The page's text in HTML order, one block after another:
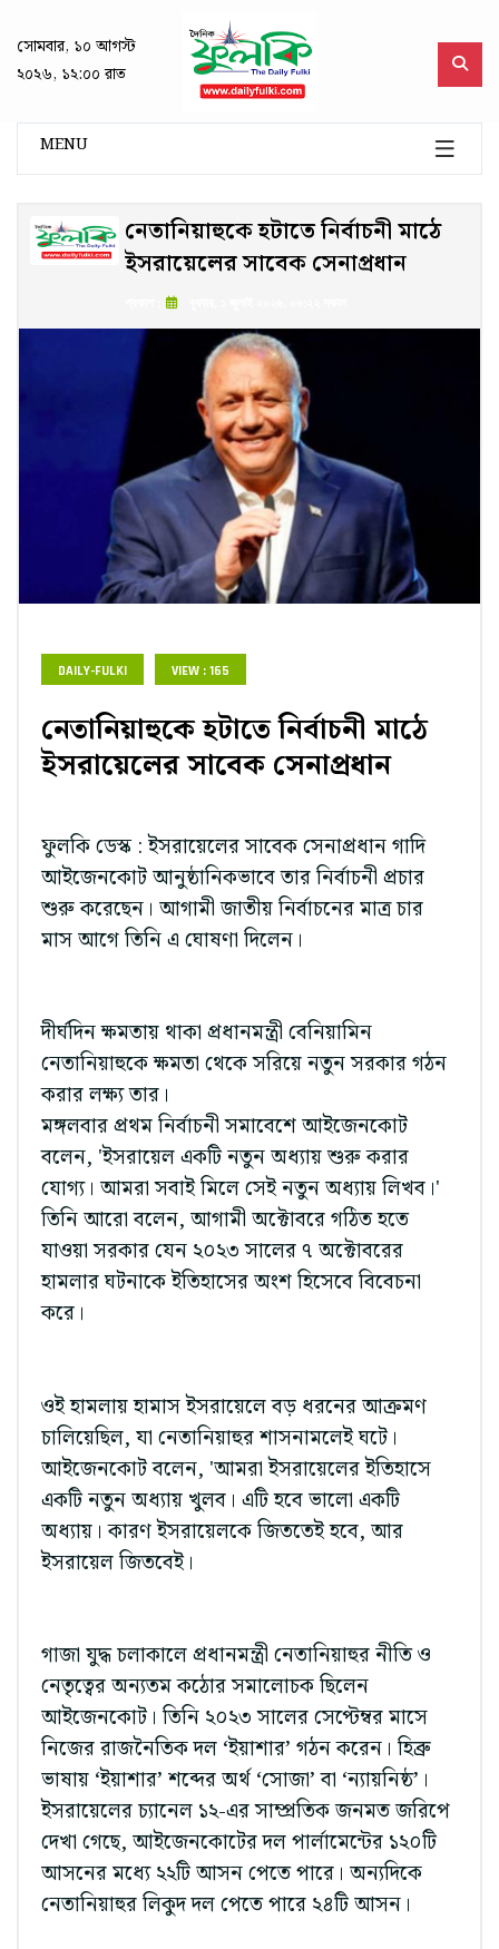
সোমবার, ১০ আগস্ট
২০২৬, ১২:০০ রাত
MENU
নেতানিয়াহুকে হটাতে নির্বাচনী মাঠে
ইসরায়েলের সাবেক সেনাপ্রধান
DAILY-FULKI VIEW : 165
নেতানিয়াহুকে হটাতে নির্বাচনী মাঠে
ইসরায়েলের সাবেক সেনাপ্রধান
ফুলকি ডেস্ক : ইসরায়েলের সাবেক সেনাপ্রধান গাদি
আইজেনকোট আনুষ্ঠানিকভাবে তার নির্বাচনী প্রচার
শুরু করেছেন। আগামী জাতীয় নির্বাচনের মাত্র চার
মাস আগে তিনি এ ঘোষণা দিলেন।
দীর্ঘদিন ক্ষমতায় থাকা প্রধানমন্ত্রী বেনিয়ামিন
নেতানিয়াহুকে ক্ষমতা থেকে সরিয়ে নতুন সরকার গঠন
করার লক্ষ্য তার।
মঙ্গলবার প্রথম নির্বাচনী সমাবেশে আইজেনকোট
বলেন, 'ইসরায়েল একটি নতুন অধ্যায় শুরু করার
যোগ্য। আমরা সবাই মিলে সেই নতুন অধ্যায় লিখব।'
তিনি আরো বলেন, আগামী অক্টোবরে গঠিত হতে
যাওয়া সরকার যেন ২০২৩ সালের ৭ অক্টোবরের
হামলার ঘটনাকে ইতিহাসের অংশ হিসেবে বিবেচনা
করে।
ওই হামলায় হামাস ইসরায়েলে বড় ধরনের আক্রমণ
চালিয়েছিল, যা নেতানিয়াহুর শাসনামলেই ঘটে।
আইজেনকোট বলেন, 'আমরা ইসরায়েলের ইতিহাসে
একটি নতুন অধ্যায় খুলব। এটি হবে ভালো একটি
অধ্যায়। কারণ ইসরায়েলকে জিততেই হবে, আর
ইসরায়েল জিতবেই।
গাজা যুদ্ধ চলাকালে প্রধানমন্ত্রী নেতানিয়াহুর নীতি ও
নেতৃত্বের অন্যতম কঠোর সমালোচক ছিলেন
আইজেনকোট। তিনি ২০২৩ সালের সেপ্টেম্বর মাসে
নিজের রাজনৈতিক দল ‘ইয়াশার’ গঠন করেন। হিব্রু
ভাষায় ‘ইয়াশার’ শব্দের অর্থ ‘সোজা’ বা ‘ন্যায়নিষ্ঠ’।
ইসরায়েলের চ্যানেল ১২-এর সাম্প্রতিক জনমত জরিপে
দেখা গেছে, আইজেনকোটের দল পার্লামেন্টের ১২০টি
আসনের মধ্যে ২২টি আসন পেতে পারে। অন্যদিকে
নেতানিয়াহুর লিকুদ দল পেতে পারে ২৪টি আসন।